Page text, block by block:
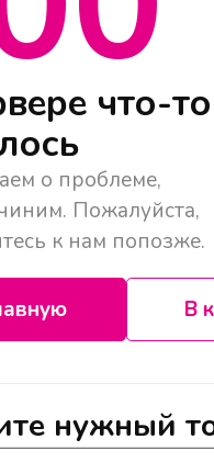
что-то
о проблеме,
Пожалуйста,
к нам попозже.
В
нужный